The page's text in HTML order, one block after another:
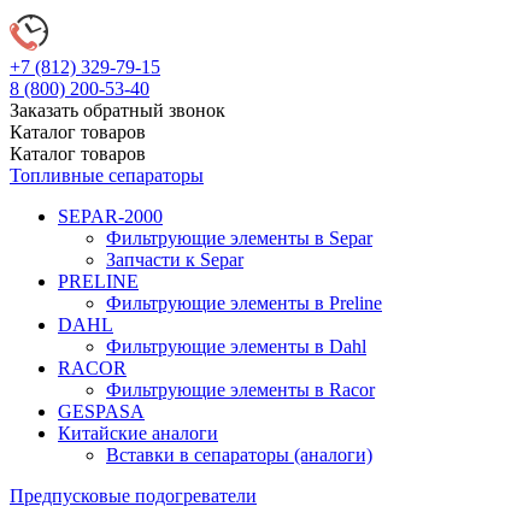
+7 (812) 329-79-15
8 (800) 200-53-40
Заказать обратный звонок
Каталог товаров
Каталог товаров
Топливные сепараторы
SEPAR-2000
Фильтрующие элементы в Separ
Запчасти к Separ
PRELINE
Фильтрующие элементы в Preline
DAHL
Фильтрующие элементы в Dahl
RACOR
Фильтрующие элементы в Racor
GESPASA
Китайские аналоги
Вставки в сепараторы (аналоги)
Предпусковые подогреватели